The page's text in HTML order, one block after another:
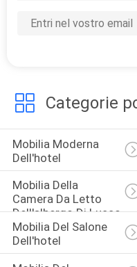
Categorie
Mobilia Moderna
Dell'hotel
Mobilia Della
Camera Da Letto
Dell'albergo Di Lusso
Mobilia Del Salone
Dell'hotel